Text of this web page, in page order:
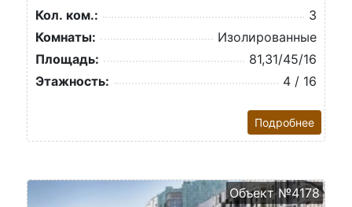
Кол. ком.:
3
Комнаты:
Изолированные
Площадь:
81,31/45/16
Этажность:
4 / 16
Подробнее
Объект №4178